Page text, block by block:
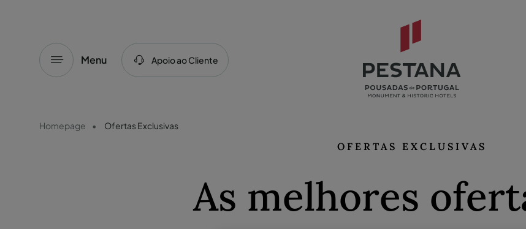
Menu Apoio ao Cliente
Homepage Ofertas Exclusivas
OFERTAS EXCLUSIVAS
As melhores